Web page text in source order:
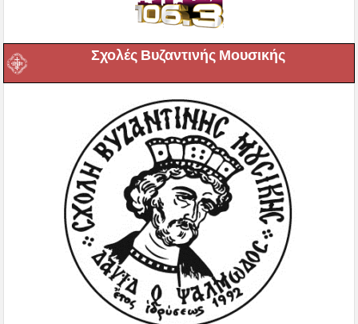
Σχολές Βυζαντινής Μουσικής